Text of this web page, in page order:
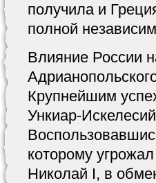
получила и
полной
Влияние России
Крупнейшим
Ункиар-
которому
Николай I, в